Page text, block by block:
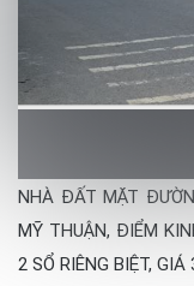
NHÀ ĐẤT MẶT
MỸ THUẬN, ĐIỂM
2 SỔ RIÊNG BIỆT, GIÁ